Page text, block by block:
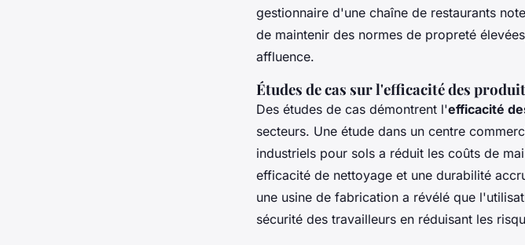
gestionnaire d'une chaîne de restaurants
de maintenir des normes de propreté
affluence.
Études de cas sur l'efficacité des
Des études de cas démontrent l'efficacité
secteurs. Une étude dans un centre
industriels pour sols a réduit les coûts de
efficacité de nettoyage et une durabilité
une usine de fabrication a révélé que
sécurité des travailleurs en réduisant les